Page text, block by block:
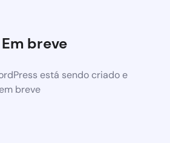
Em breve
está sendo criado e
breve